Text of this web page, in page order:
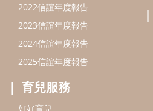
2022信誼年度報告
2023信誼年度報告
2024信誼年度報告
2025信誼年度報告
育兒服務
好好育兒